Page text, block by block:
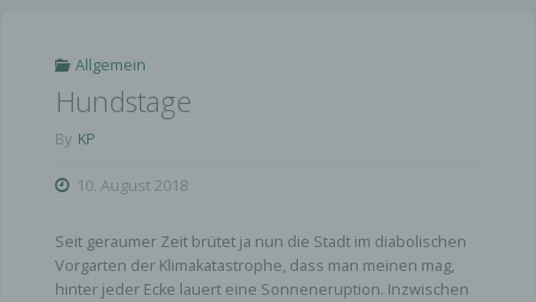
Allgemein
Hundstage
By KP
10. August 2018
Seit geraumer Zeit brütet ja nun die Stadt im diabolischen
Vorgarten der Klimakatastrophe, dass man meinen mag,
hinter jeder Ecke lauert eine Sonneneruption. Inzwischen